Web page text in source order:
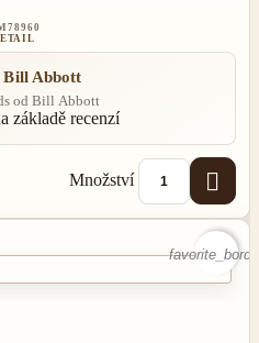
Bill Abbott
od Bill Abbott
základě recenzí
Množství 